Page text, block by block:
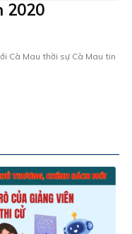
2020
Cà Mau thời sự Cà Mau tin